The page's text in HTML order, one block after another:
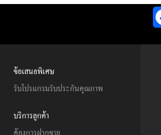
ข้อเสนอพิเศษ
รับโปรแกรมรับประกันคุณภาพ
บริการลูกค้า